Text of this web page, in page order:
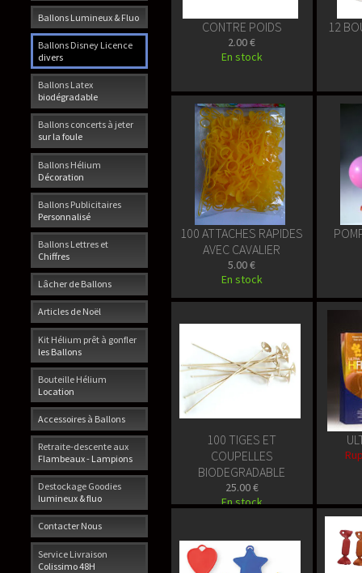
Ballons Lumineux & Fluo
Ballons Disney Licence
divers
Ballons Latex
biodégradable
Ballons concerts à jeter
sur la foule
Ballons Hélium
Décoration
Ballons Publicitaires
Personnalisé
Ballons Lettres et
Chiffres
Lâcher de Ballons
Articles de Noël
Kit Hélium prêt à gonfler
les Ballons
Bouteille Hélium
Location
Accessoires à Ballons
Retraite-descente aux
Flambeaux - Lampions
Destockage Goodies
lumineux & fluo
Contacter Nous
Service Livraison
Colissimo 48H
CONTRE POIDS
2.00 €
En stock
12
100 ATTACHES RAPIDES
AVEC CAVALIER
5.00 €
En stock
100 TIGES ET
COUPELLES
BIODEGRADABLE
25.00 €
En stock